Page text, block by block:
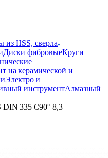
из HSS, сверла
Диски фибровыеКруги
на керамической и
Электро и
инструментАлмазный
DIN 335 C90° 8,3